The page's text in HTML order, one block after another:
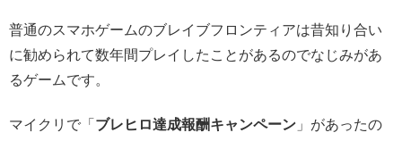
普通のスマホゲームのブレイブフロンティアは昔知り合い
に勧められて数年間プレイしたことがあるのでなじみがあ
るゲームです。
マイクリで「 ブレヒロ達成報酬キャンペーン 」があったの